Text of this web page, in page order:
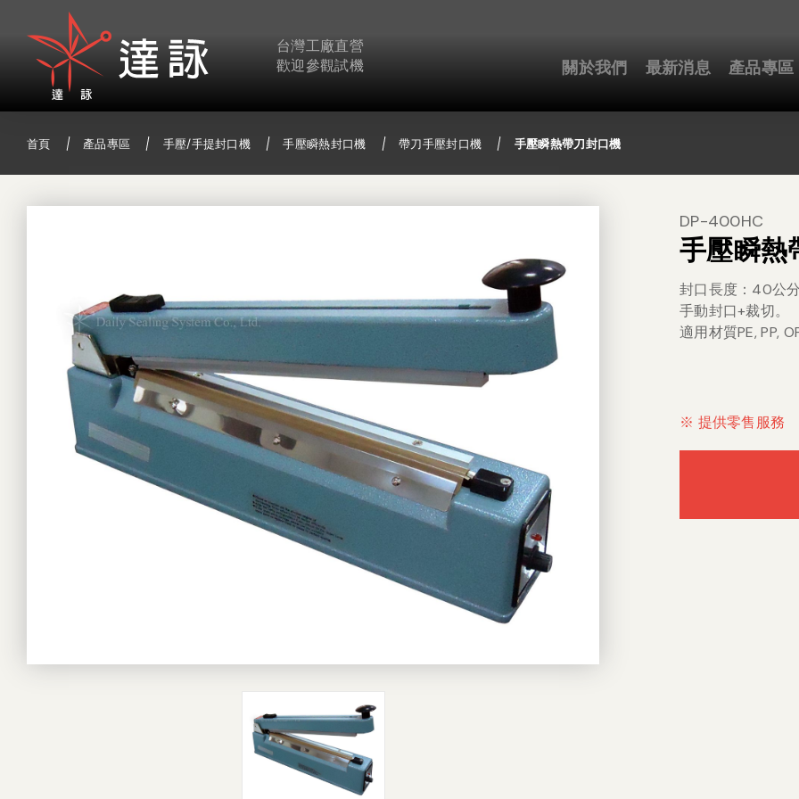
台灣工廠直營
歡迎參觀試機
關於我們 最新消息 產品專區
首頁 產品專區 手壓/手提封口機 手壓瞬熱封口機 帶刀手壓封口機 手壓瞬熱帶刀封口機
DP-400HC
手壓瞬熱
封口長度：40公
手動封口+裁切。
適用材質PE, PP,
※ 提供零售服務